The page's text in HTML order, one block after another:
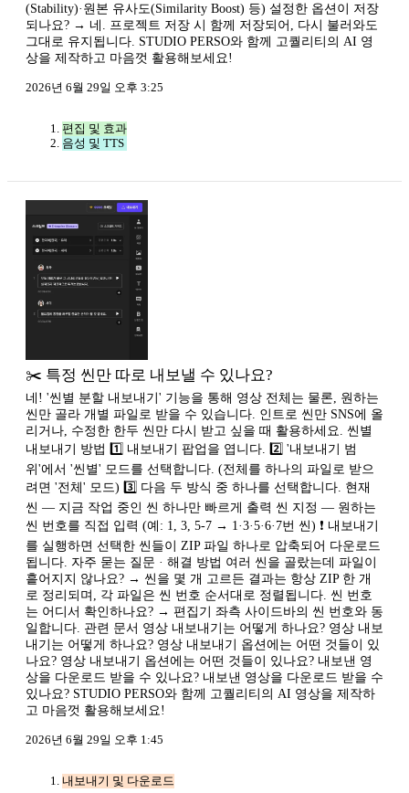
(Stability)·원본 유사도(Similarity Boost) 등) 설정한 옵션이 저장
되나요? → 네. 프로젝트 저장 시 함께 저장되어, 다시 불러와도
그대로 유지됩니다. STUDIO PERSO와 함께 고퀄리티의 AI 영
상을 제작하고 마음껏 활용해보세요!
2026년 6월 29일 오후 3:25
편집 및 효과
음성 및 TTS
✂️ 특정 씬만 따로 내보낼 수 있나요?
네! '씬별 분할 내보내기' 기능을 통해 영상 전체는 물론, 원하는
씬만 골라 개별 파일로 받을 수 있습니다. 인트로 씬만 SNS에 올
리거나, 수정한 한두 씬만 다시 받고 싶을 때 활용하세요. 씬별
내보내기 방법 1️⃣ 내보내기 팝업을 엽니다. 2️⃣ '내보내기 범
위'에서 '씬별' 모드를 선택합니다. (전체를 하나의 파일로 받으
려면 '전체' 모드) 3️⃣ 다음 두 방식 중 하나를 선택합니다. 현재
씬 — 지금 작업 중인 씬 하나만 빠르게 출력 씬 지정 — 원하는
씬 번호를 직접 입력 (예: 1, 3, 5-7 → 1·3·5·6·7번 씬) ❗️ 내보내기
를 실행하면 선택한 씬들이 ZIP 파일 하나로 압축되어 다운로드
됩니다. 자주 묻는 질문 · 해결 방법 여러 씬을 골랐는데 파일이
흩어지지 않나요? → 씬을 몇 개 고르든 결과는 항상 ZIP 한 개
로 정리되며, 각 파일은 씬 번호 순서대로 정렬됩니다. 씬 번호
는 어디서 확인하나요? → 편집기 좌측 사이드바의 씬 번호와 동
일합니다. 관련 문서 영상 내보내기는 어떻게 하나요? 영상 내보
내기는 어떻게 하나요? 영상 내보내기 옵션에는 어떤 것들이 있
나요? 영상 내보내기 옵션에는 어떤 것들이 있나요? 내보낸 영
상을 다운로드 받을 수 있나요? 내보낸 영상을 다운로드 받을 수
있나요? STUDIO PERSO와 함께 고퀄리티의 AI 영상을 제작하
고 마음껏 활용해보세요!
2026년 6월 29일 오후 1:45
내보내기 및 다운로드